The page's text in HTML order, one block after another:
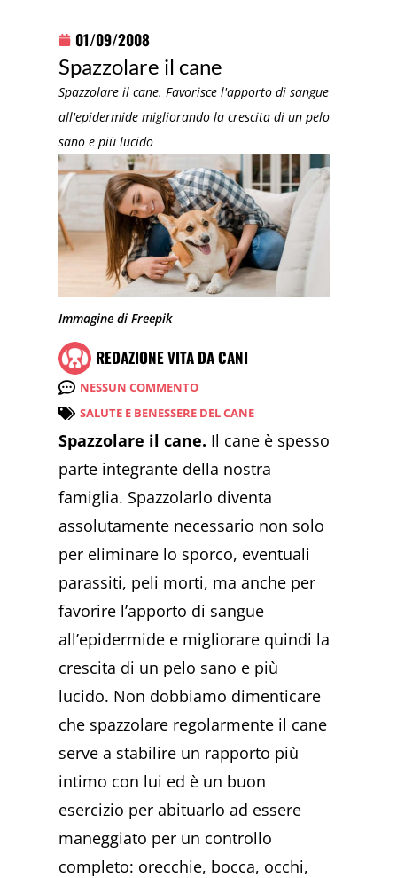
01/09/2008
Spazzolare il cane
Spazzolare il cane. Favorisce l'apporto di sangue
all'epidermide migliorando la crescita di un pelo
sano e più lucido
Immagine di Freepik
REDAZIONE VITA DA CANI
NESSUN COMMENTO
SALUTE E BENESSERE DEL CANE
Spazzolare il cane. Il cane è spesso
parte integrante della nostra
famiglia. Spazzolarlo diventa
assolutamente necessario non solo
per eliminare lo sporco, eventuali
parassiti, peli morti, ma anche per
favorire l’apporto di sangue
all’epidermide e migliorare quindi la
crescita di un pelo sano e più
lucido. Non dobbiamo dimenticare
che spazzolare regolarmente il cane
serve a stabilire un rapporto più
intimo con lui ed è un buon
esercizio per abituarlo ad essere
maneggiato per un controllo
completo: orecchie, bocca, occhi,